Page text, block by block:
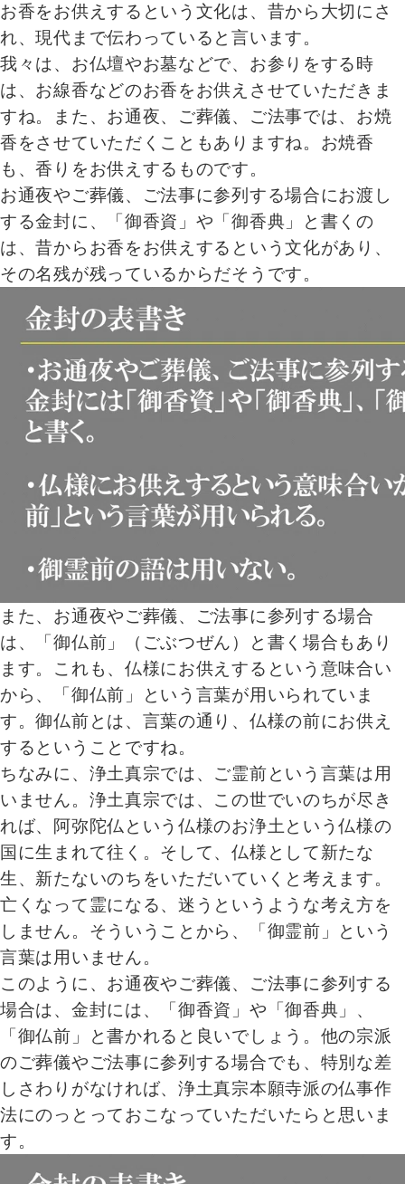
お香をお供えするという文化は、昔から大切にさ
れ、現代まで伝わっていると言います。
我々は、お仏壇やお墓などで、お参りをする時
は、お線香などのお香をお供えさせていただきま
すね。また、お通夜、ご葬儀、ご法事では、お焼
香をさせていただくこともありますね。お焼香
も、香りをお供えするものです。
お通夜やご葬儀、ご法事に参列する場合にお渡し
する金封に、「御香資」や「御香典」と書くの
は、昔からお香をお供えするという文化があり、
その名残が残っているからだそうです。
また、お通夜やご葬儀、ご法事に参列する場合
は、「御仏前」（ごぶつぜん）と書く場合もあり
ます。これも、仏様にお供えするという意味合い
から、「御仏前」という言葉が用いられていま
す。御仏前とは、言葉の通り、仏様の前にお供え
するということですね。
ちなみに、浄土真宗では、ご霊前という言葉は用
いません。浄土真宗では、この世でいのちが尽き
れば、阿弥陀仏という仏様のお浄土という仏様の
国に生まれて往く。そして、仏様として新たな
生、新たないのちをいただいていくと考えます。
亡くなって霊になる、迷うというような考え方を
しません。そういうことから、「御霊前」という
言葉は用いません。
このように、お通夜やご葬儀、ご法事に参列する
場合は、金封には、「御香資」や「御香典」、
「御仏前」と書かれると良いでしょう。他の宗派
のご葬儀やご法事に参列する場合でも、特別な差
しさわりがなければ、浄土真宗本願寺派の仏事作
法にのっとっておこなっていただいたらと思いま
す。